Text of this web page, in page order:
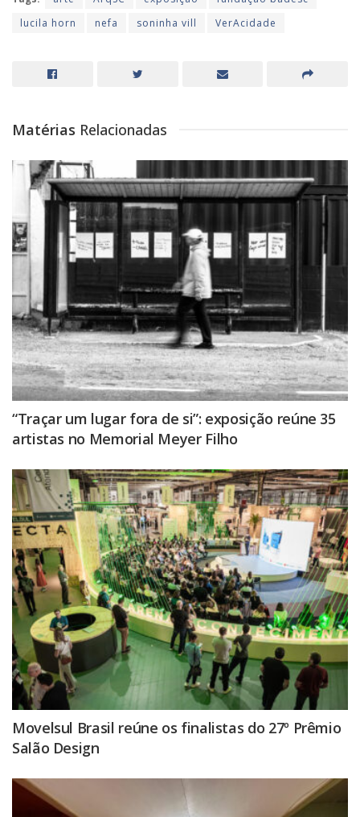
lucila horn
nefa soninha vill VerAcidade
Matérias Relacionadas
“Traçar um lugar fora de si”: exposição reúne 35
artistas no Memorial Meyer Filho
Movelsul Brasil reúne os finalistas do 27º Prêmio
Salão Design